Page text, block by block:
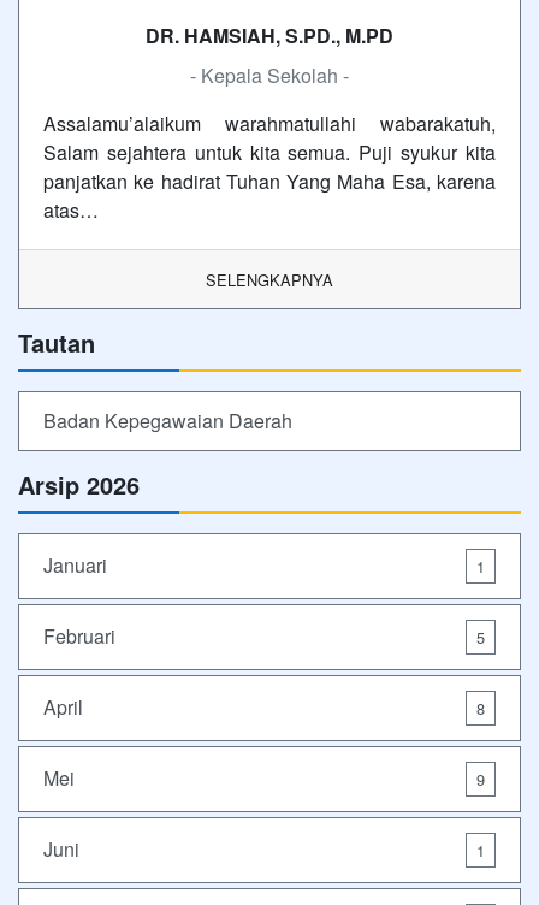
DR. HAMSIAH, S.PD., M.PD
- Kepala Sekolah -
Assalamu’alaikum warahmatullahi wabarakatuh,
Salam sejahtera untuk kita semua. Puji syukur kita
panjatkan ke hadirat Tuhan Yang Maha Esa, karena
atas…
SELENGKAPNYA
Tautan
Badan Kepegawaian Daerah
Arsip 2026
Januari 1
Februari 5
April 8
Mei 9
Juni 1